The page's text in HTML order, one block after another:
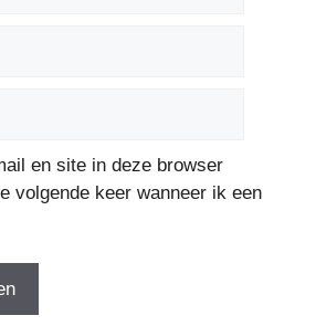
en site in deze browser
volgende keer wanneer ik een